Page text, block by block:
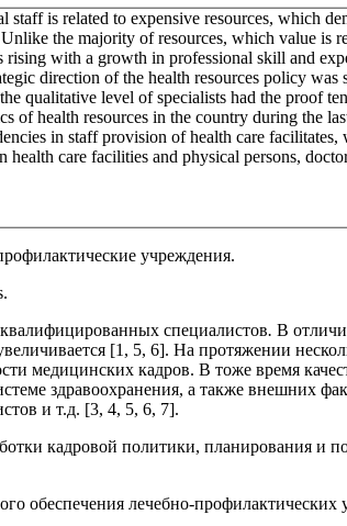
staff is related to expensive resources, which
Unlike the majority of resources, which value is
rising with a growth in professional skill and
direction of the health resources policy
qualitative level of specialists had the proof
of health resources in the country during the
in staff provision of health care
health care facilities and physical persons,
учреждения.
специалистов. В
[1, 5, 6]. На протяжении
медицинских кадров. В тоже время
здравоохранения, а также внешних
и т.д. [3, 4, 5, 6, 7].
кадровой политики, планирования и
обеспечения лечебно-профилактических